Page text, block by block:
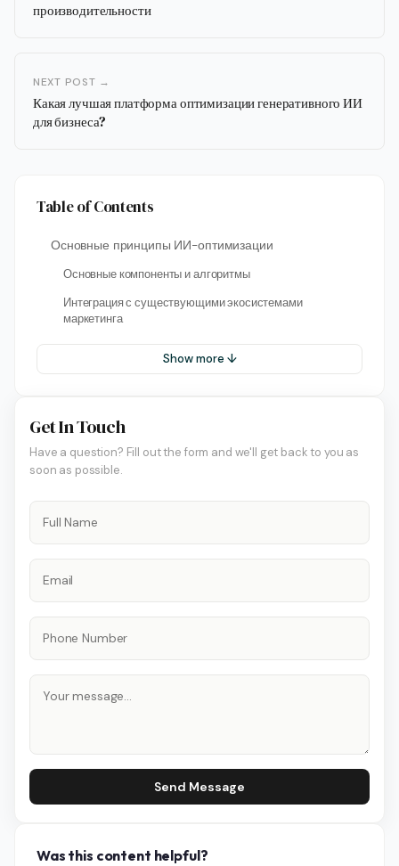
производительности
NEXT POST →
Какая лучшая платформа оптимизации генеративного ИИ
для бизнеса?
Table of Contents
Основные принципы ИИ-оптимизации
Основные компоненты и алгоритмы
Интеграция с существующими экосистемами
маркетинга
Show more ↓
Get In Touch
Have a question? Fill out the form and we'll get back to you as
soon as possible.
Send Message
Was this content helpful?